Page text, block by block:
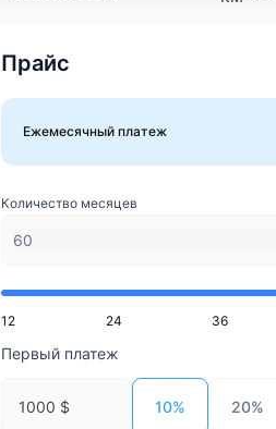
Прайс
Ежемесячный платеж
Количество месяцев
12 24 36
Первый платеж
1000 $ 10% 20%